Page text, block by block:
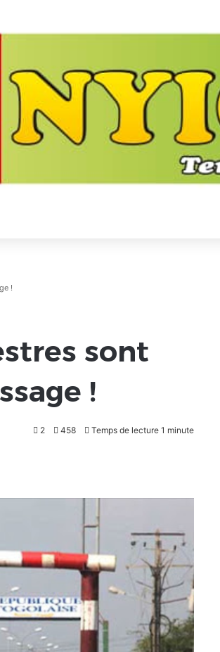
!
sont
!
2 458 Temps de lecture 1 minute